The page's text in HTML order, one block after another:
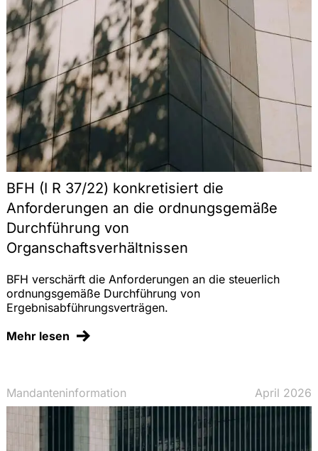
BFH (I R 37/22) konkretisiert die
Anforderungen an die ordnungsgemäße
Durchführung von
Organschaftsverhältnissen
BFH verschärft die Anforderungen an die steuerlich
ordnungsgemäße Durchführung von
Ergebnisabführungsverträgen.
Mehr lesen
Mandanteninformation April 2026